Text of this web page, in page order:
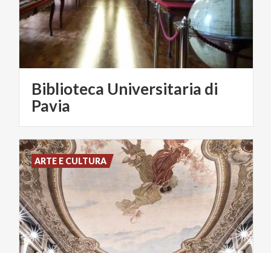
Biblioteca Universitaria di
Pavia
ARTE E CULTURA